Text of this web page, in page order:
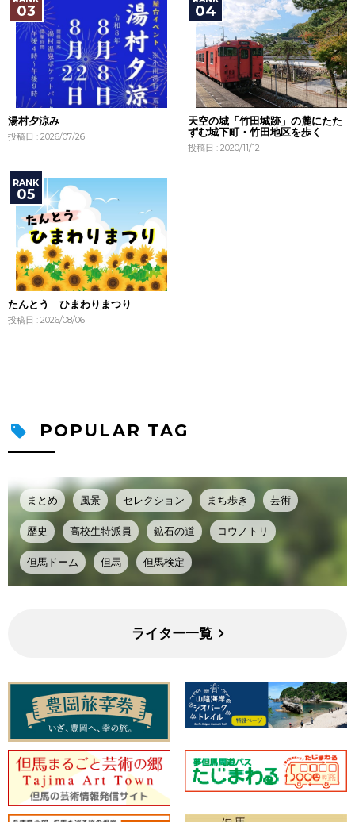
湯村夕涼み
投稿日 : 2026/07/26
天空の城「竹田城跡」の麓にたた
ずむ城下町・竹田地区を歩く
投稿日 : 2020/11/12
たんとう ひまわりまつり
投稿日 : 2026/08/06
POPULAR TAG
まとめ 風景 セレクション まち歩き 芸術
歴史 高校生特派員 鉱石の道 コウノトリ
但馬ドーム 但馬 但馬検定
ライター一覧